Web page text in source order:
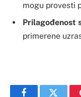
mogu provesti
Prilagođenost
primerene